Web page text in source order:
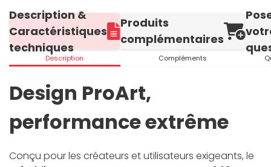
Description &
Caractéristiques
techniques
Description
Produits
complémentaires
Compléments
Design ProArt,
performance extrême
Conçu pour les créateurs et utilisateurs exigeants, le